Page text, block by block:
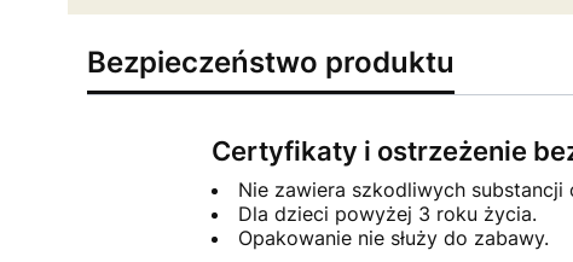
Bezpieczeństwo produktu
Certyfikaty i ostrzeżenie
Nie zawiera szkodliwych
Dla dzieci powyżej 3 roku życia.
Opakowanie nie służy do zabawy.